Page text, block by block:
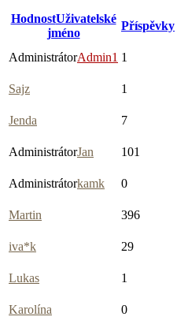
HodnostUživatelské
jméno
Příspěvky
AdministrátorAdmin1 1
Sajz
1
Jenda
7
AdministrátorJan 101
Administrátorkamk 0
Martin
396
iva*k
29
Lukas
1
Karolína
0